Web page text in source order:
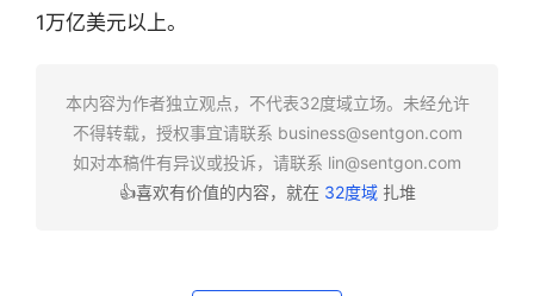
行1万亿美元以上。
本内容为作者独立观点，不代表32度域立场。未经允许
不得转载，授权事宜请联系 business@sentgon.com
如对本稿件有异议或投诉，请联系 lin@sentgon.com
👍喜欢有价值的内容，就在 32度域扎堆